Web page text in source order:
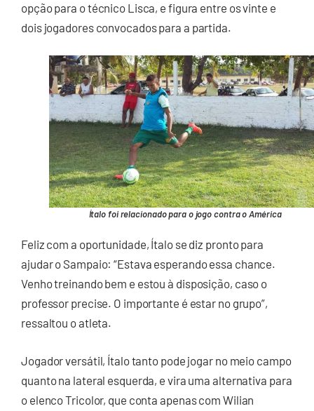
opção para o técnico Lisca, e figura entre os vinte e
dois jogadores convocados para a partida.
Ítalo foi relacionado para o jogo contra o América
Feliz com a oportunidade, Ítalo se diz pronto para
ajudar o Sampaio: “Estava esperando essa chance.
Venho treinando bem e estou à disposição, caso o
professor precise. O importante é estar no grupo”,
ressaltou o atleta.
Jogador versátil, Ítalo tanto pode jogar no meio campo
quanto na lateral esquerda, e vira uma alternativa para
o elenco Tricolor, que conta apenas com Wilian